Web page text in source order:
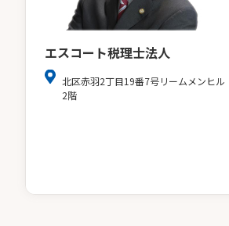
エスコート税理士法人
北区赤羽2丁目19番7号リームメンヒル
2階